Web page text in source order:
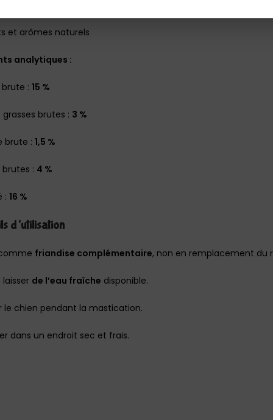
et arômes naturels
analytiques :
: 15 %
grasses brutes : 3 %
brute : 1,5 %
: 4 %
: 16 %
d’utilisation
friandise complémentaire, non en remplacement du
laisser de l’eau fraîche disponible.
le chien pendant la mastication.
dans un endroit sec et frais.